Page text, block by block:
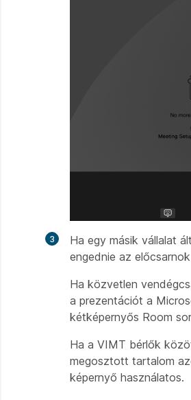
Ha egy másik vállalat
engednie az
Ha közvetlen
a prezentációt a
kétképernyős Room
Ha a VIMT bérlők
megosztott tartalom
képernyő használatos.